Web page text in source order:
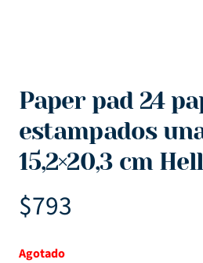
Paper pad 24
estampados
15,2×20,3 cm
$793
Agotado